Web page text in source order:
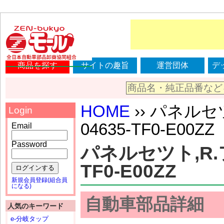
商品を探す サイトの趣旨 運営団体 デ
HOME ›› パネル
04635-TF0-E00ZZ
パネルセツト
TF0-E00ZZ
自動車部品詳細
Login
Email
Password
ログインする
新規会員登録(組合員
になる)
人気のキーワード
e-分岐タップ